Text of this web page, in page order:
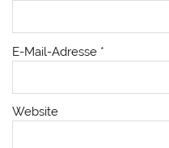
E-Mail-Adresse *
Website